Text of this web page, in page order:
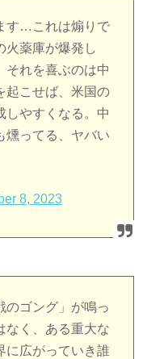
す…これは煽りで
火薬庫が爆発し
それを喜ぶのは中
起こせば、米国の
しやすくなる。中
燻ってる、ヤバい
8, 2023
のゴング」が鳴っ
なく、ある重大な
に広がっていき誰